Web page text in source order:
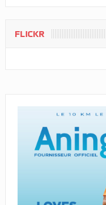
FLICKR